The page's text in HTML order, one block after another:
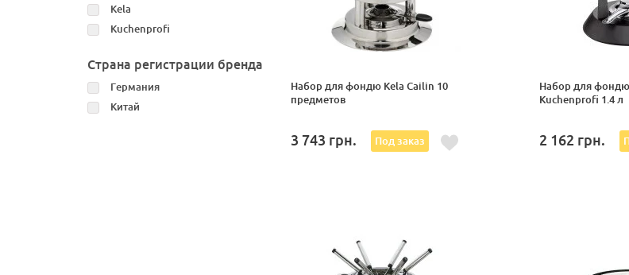
Kela
Kuchenprofi
Страна регистрации бренда
Германия
Китай
Набор для фондю Kela Cailin 10
предметов
3 743 грн. Под заказ
Набор для
Kuchenprofi 1.4 л
2 162 грн.